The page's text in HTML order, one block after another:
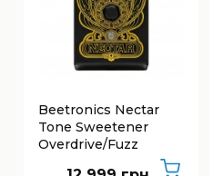
Beetronics Nectar
Tone Sweetener
Overdrive/Fuzz